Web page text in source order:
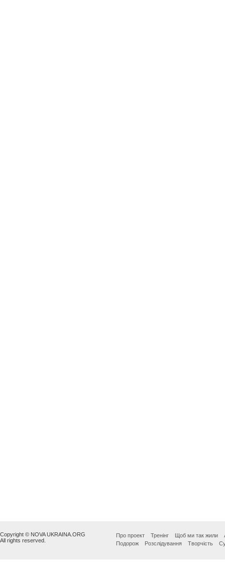
Copyright © NOVA UKRAINA.ORG
All rights reserved.
Про проект Тренінг Щоб ми так жили
Подорож
Розслідування Творчість